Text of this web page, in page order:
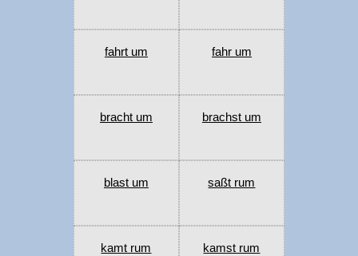
fahrt um fahr um
bracht um brachst um
blast um saßt rum
kamt rum kamst rum